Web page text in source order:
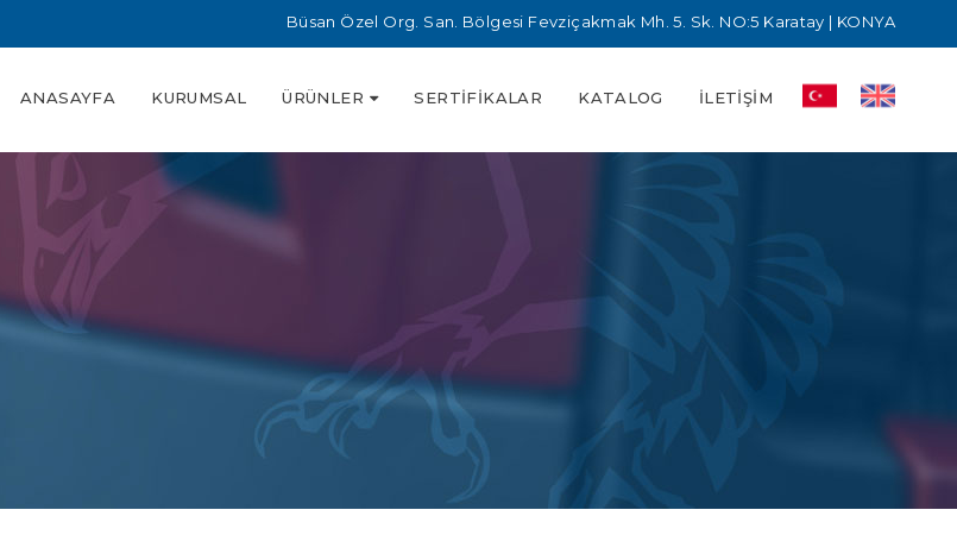
Büsan Özel Org. San. Bölgesi Fevziçakmak Mh. 5. Sk. NO:5 Karatay | KONYA
ANASAYFA KURUMSAL ÜRÜNLER SERTIFIKALAR KATALOG İLETIŞIM